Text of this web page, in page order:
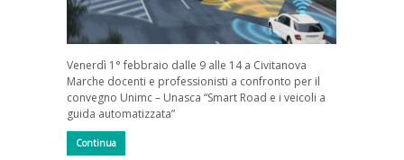
Venerdì 1° febbraio dalle 9 alle 14 a Civitanova
Marche docenti e professionisti a confronto per il
convegno Unimc – Unasca “Smart Road e i veicoli a
guida automatizzata”
Continua